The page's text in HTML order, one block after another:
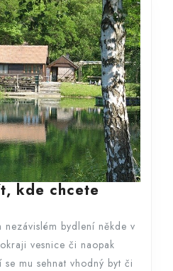
kde chcete
kde
chcete
nezávislém bydlení někde v
vesnice či naopak
mu sehnat vhodný byt či